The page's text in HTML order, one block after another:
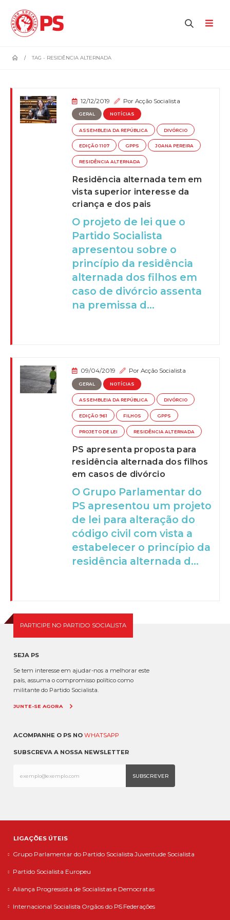
TAG - RESIDÊNCIA ALTERNADA
12/12/2019 PorAcção Socialista
GERAL NOTÍCIAS
ASSEMBLEIA DA REPÚBLICA DIVÓRCIO
EDIÇÃO 1107 GPPS JOANA PEREIRA
RESIDÊNCIA ALTERNADA
Residência alternada tem em
vista superior interesse da
criança e dos pais
O projeto de lei que o
Partido Socialista
apresentou sobre o
princípio da residência
alternada dos filhos em
caso de divórcio assenta
na premissa d...
09/04/2019 PorAcção Socialista
GERAL NOTÍCIAS
ASSEMBLEIA DA REPÚBLICA DIVÓRCIO
EDIÇÃO 961 FILHOS GPPS
PROJETO DE LEI RESIDÊNCIA ALTERNADA
PS apresenta proposta para
residência alternada dos filhos
em casos de divórcio
O Grupo Parlamentar do
PS apresentou um projeto
de lei para alteração do
código civil com vista a
estabelecer o princípio da
residência alternada d...
PARTICIPE NO PARTIDO SOCIALISTA
SEJA PS
Se tem interesse em ajudar-nos a melhorar este
país, assuma o compromisso político como
militante do Partido Socialista.
JUNTE-SE AGORA
ACOMPANHE O PS NO WHATSAPP
SUBSCREVA A NOSSA NEWSLETTER
LIGAÇÕES ÚTEIS
Grupo Parlamentar do Partido Socialista Juventude Socialista
Partido Socialista Europeu
Aliança Progressista de Socialistas e Democratas
Internacional Socialista Orgãos do PS Federações